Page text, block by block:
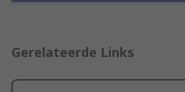
Gerelateerde Links